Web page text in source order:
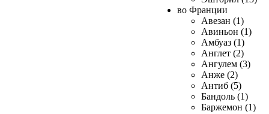
во Франции
Авезан (1)
Авиньон (1)
Амбуаз (1)
Англет (2)
Ангулем (3)
Анже (2)
Антиб (5)
Бандоль (1)
Баржемон (1)